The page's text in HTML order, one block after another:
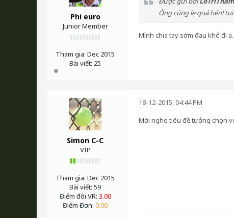
Phi euro
Junior Member
Tham gia: Dec 2015
Bài viết: 25
Ông cũng lẹ quá hén!
Mình chia tay sớm đau khổ đi
Simon C-C
VIP
Tham gia: Dec 2015
Bài viết: 59
Điểm đôi VR: 3.00
Điểm Đơn: 0.00
18-12-2015, 04:44 PM
Mới nghe tiêu đề tưởng chọn